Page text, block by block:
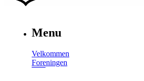
Menu
Velkommen
Foreningen